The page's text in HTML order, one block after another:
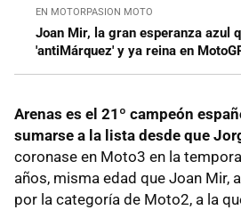
EN MOTORPASION MOTO
Joan Mir, la gran esperanza azul
'antiMárquez' y ya reina en
Arenas es el 21º campeón
sumarse a la lista desde que
coronase en Moto3 en la
años, misma edad que Joan Mir,
por la categoría de Moto2, a la